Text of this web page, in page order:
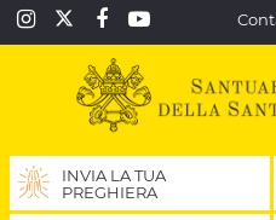
INVIA LA TUA
PREGHIERA